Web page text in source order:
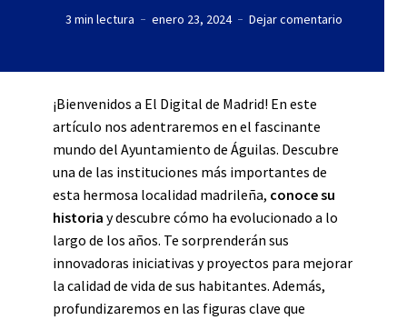
3 min lectura enero 23, 2024 Dejar comentario
¡Bienvenidos a El Digital de Madrid! En este
artículo nos adentraremos en el fascinante
mundo del Ayuntamiento de Águilas. Descubre
una de las instituciones más importantes de
esta hermosa localidad madrileña, conoce su
historia y descubre cómo ha evolucionado a lo
largo de los años. Te sorprenderán sus
innovadoras iniciativas y proyectos para mejorar
la calidad de vida de sus habitantes. Además,
profundizaremos en las figuras clave que